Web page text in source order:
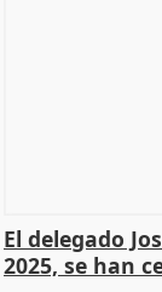
El delegado
2025, se han